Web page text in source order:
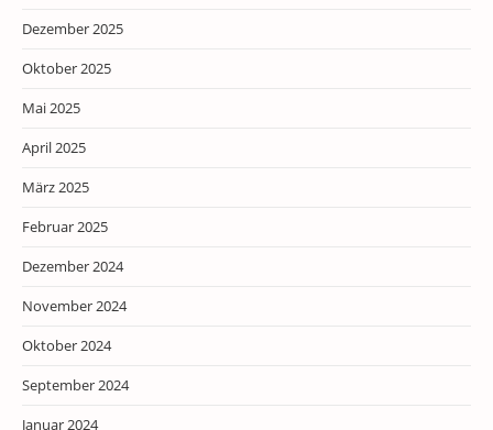
Dezember 2025
Oktober 2025
Mai 2025
April 2025
März 2025
Februar 2025
Dezember 2024
November 2024
Oktober 2024
September 2024
Januar 2024